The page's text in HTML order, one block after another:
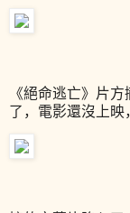
《絕命逃亡》片
了，電影還沒上映